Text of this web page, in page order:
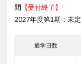
間 【受付終了】
2027年度第1期：未定
通学日数